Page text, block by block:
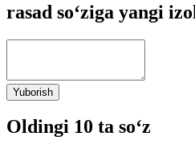
rasad so‘ziga yangi
Yuborish
Oldingi 10 ta so‘z